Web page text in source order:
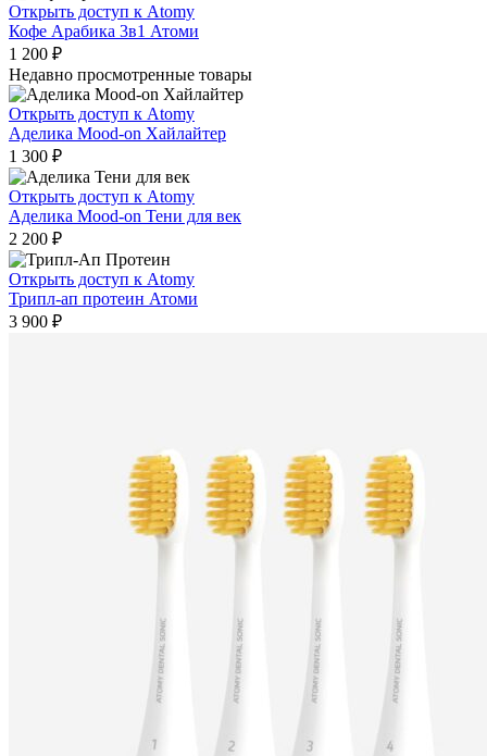
Открыть доступ к Atomy
Кофе Арабика 3в1 Атоми
1 200 ₽
Недавно просмотренные товары
Открыть доступ к Atomy
Аделика Mood-on Хайлайтер
1 300 ₽
Открыть доступ к Atomy
Аделика Mood-on Тени для век
2 200 ₽
Открыть доступ к Atomy
Трипл-ап протеин Атоми
3 900 ₽